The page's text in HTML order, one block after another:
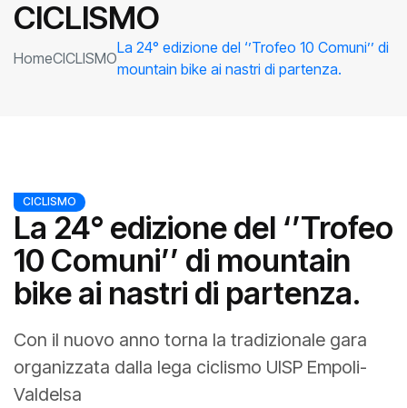
CICLISMO
La 24° edizione del ‘’Trofeo 10 Comuni’’ di
CICLISMO
La 24° edizione del ‘’Trofeo
10 Comuni’’ di mountain
bike ai nastri di partenza.
Con il nuovo anno torna la tradizionale gara
organizzata dalla lega ciclismo UISP Empoli-